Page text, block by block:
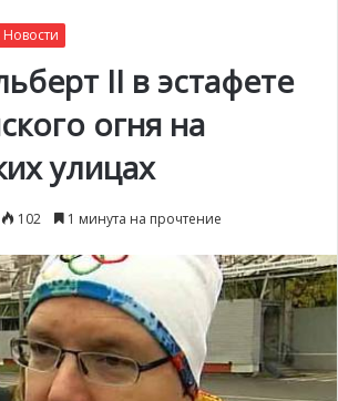
Новости
II в эстафете
огня на
улицах
102 1 минута на прочтение